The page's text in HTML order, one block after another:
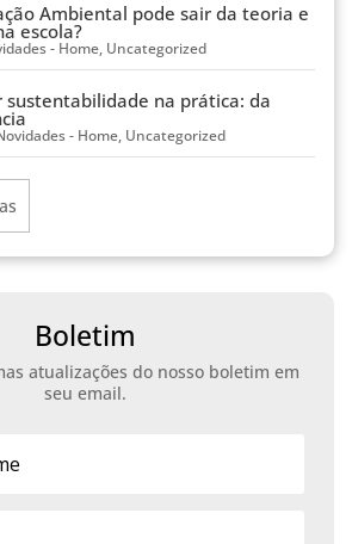
Ambiental pode sair da teoria e
escola?
- Home, Uncategorized
sustentabilidade na prática: da
- Home, Uncategorized
Boletim
atualizações do nosso boletim em
seu email.